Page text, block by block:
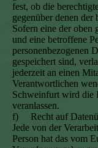
fest, ob die
gegenüber denen der
Sofern eine der oben
und eine betroffene
personenbezogenen
gespeichert sind,
jederzeit an einen
Verantwortlichen
Schweinfurt wird die
veranlassen.
f) Recht auf
Jede von der
Person hat das vom